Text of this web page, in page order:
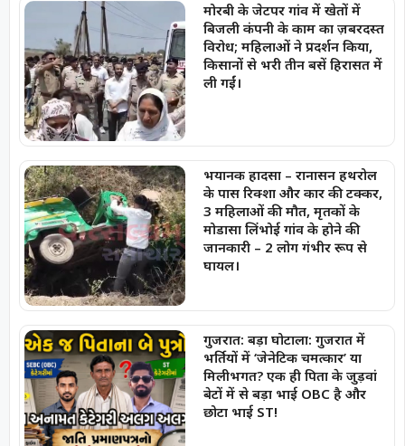
मोरबी के जेटपर गांव में खेतों में
बिजली कंपनी के काम का ज़बरदस्त
विरोध; महिलाओं ने प्रदर्शन किया,
किसानों से भरी तीन बसें हिरासत में
ली गईं।
भयानक हादसा – रानासन हथरोल
के पास रिक्शा और कार की टक्कर,
3 महिलाओं की मौत, मृतकों के
मोडासा लिंभोई गांव के होने की
जानकारी – 2 लोग गंभीर रूप से
घायल।
गुजरात: बड़ा घोटाला: गुजरात में
भर्तियों में ‘जेनेटिक चमत्कार’ या
मिलीभगत? एक ही पिता के जुड़वां
बेटों में से बड़ा भाई OBC है और
छोटा भाई ST!